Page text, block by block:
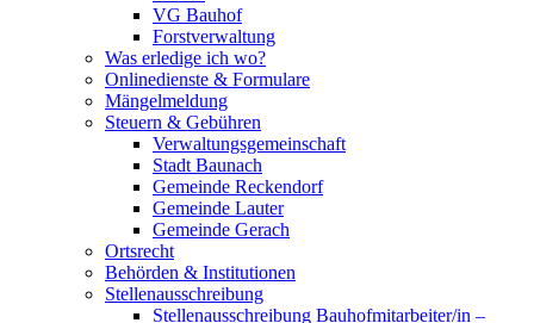
VG Bauhof
Forstverwaltung
Was erledige ich wo?
Onlinedienste & Formulare
Mängelmeldung
Steuern & Gebühren
Verwaltungsgemeinschaft
Stadt Baunach
Gemeinde Reckendorf
Gemeinde Lauter
Gemeinde Gerach
Ortsrecht
Behörden & Institutionen
Stellenausschreibung
Stellenausschreibung Bauhofmitarbeiter/in –